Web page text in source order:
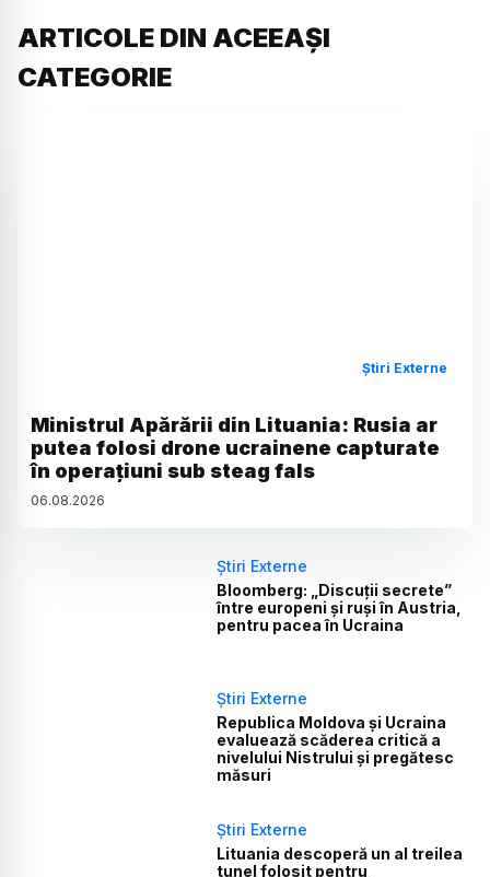
ARTICOLE DIN ACEEAȘI
CATEGORIE
Știri Externe
Ministrul Apărării din Lituania: Rusia ar
putea folosi drone ucrainene capturate
în operațiuni sub steag fals
06.08.2026
Știri Externe
Bloomberg: „Discuții secrete”
între europeni și ruși în Austria,
pentru pacea în Ucraina
Știri Externe
Republica Moldova și Ucraina
evaluează scăderea critică a
nivelului Nistrului și pregătesc
măsuri
Știri Externe
Lituania descoperă un al treilea
tunel folosit pentru